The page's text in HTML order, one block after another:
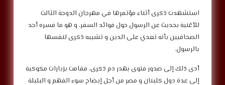
استشهدت ذكرى أثناء مؤتمرها في مهرجان الدوحة الثالث
للأغنية بحديث عن الرسول حول فوائد السفر، و هو ما فسره أحد
الصحافيين بأنه تعدي على الدين و تشبيه ذكرى لنفسها
بالرسول.
أدى ذلك إلى صدور فتوى بهدر دم ذكرى، فقامت بزيارات مكوكية
إلى عدة دول كلبنان و مصر من أجل إيضاح سوء الفهم و البلبلة